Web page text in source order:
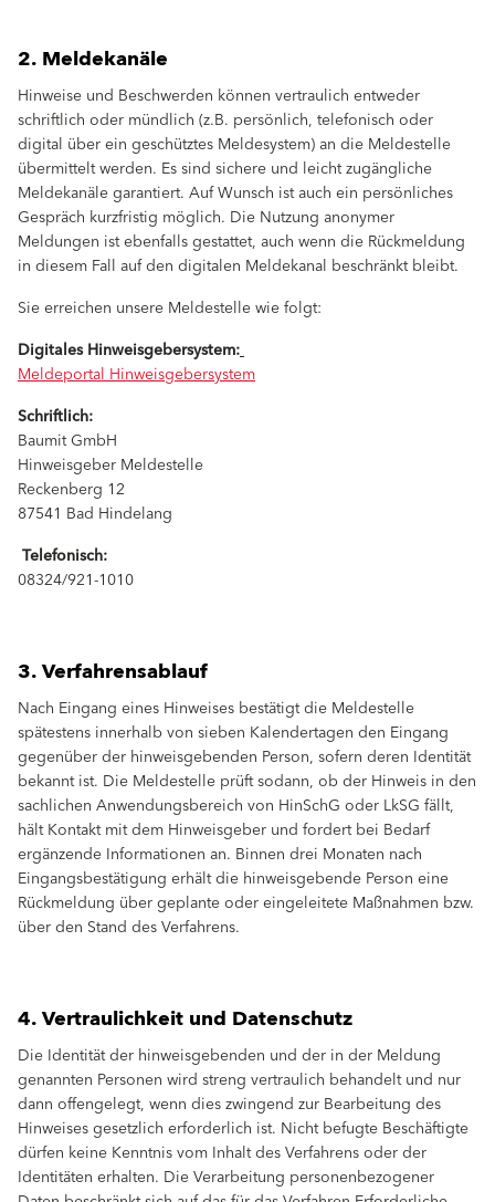
2. Meldekanäle
Hinweise und Beschwerden können vertraulich entweder
schriftlich oder mündlich (z.B. persönlich, telefonisch oder
digital über ein geschütztes Meldesystem) an die Meldestelle
übermittelt werden. Es sind sichere und leicht zugängliche
Meldekanäle garantiert. Auf Wunsch ist auch ein persönliches
Gespräch kurzfristig möglich. Die Nutzung anonymer
Meldungen ist ebenfalls gestattet, auch wenn die Rückmeldung
in diesem Fall auf den digitalen Meldekanal beschränkt bleibt.
Sie erreichen unsere Meldestelle wie folgt:
Digitales Hinweisgebersystem:
Meldeportal Hinweisgebersystem
Schriftlich:
Baumit GmbH
Hinweisgeber Meldestelle
Reckenberg 12
87541 Bad Hindelang
Telefonisch:
08324/921-1010
3. Verfahrensablauf
Nach Eingang eines Hinweises bestätigt die Meldestelle
spätestens innerhalb von sieben Kalendertagen den Eingang
gegenüber der hinweisgebenden Person, sofern deren Identität
bekannt ist. Die Meldestelle prüft sodann, ob der Hinweis in den
sachlichen Anwendungsbereich von HinSchG oder LkSG fällt,
hält Kontakt mit dem Hinweisgeber und fordert bei Bedarf
ergänzende Informationen an. Binnen drei Monaten nach
Eingangsbestätigung erhält die hinweisgebende Person eine
Rückmeldung über geplante oder eingeleitete Maßnahmen bzw.
über den Stand des Verfahrens.
4. Vertraulichkeit und Datenschutz
Die Identität der hinweisgebenden und der in der Meldung
genannten Personen wird streng vertraulich behandelt und nur
dann offengelegt, wenn dies zwingend zur Bearbeitung des
Hinweises gesetzlich erforderlich ist. Nicht befugte Beschäftigte
dürfen keine Kenntnis vom Inhalt des Verfahrens oder der
Identitäten erhalten. Die Verarbeitung personenbezogener